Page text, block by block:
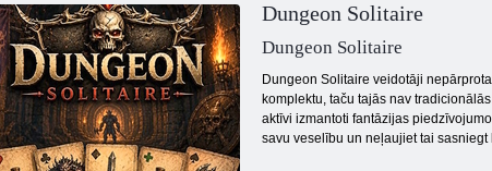
UNO ar draugiem
Bezgalīgi
burbuļi
Dungeon Solitaire
Dungeon Solitaire
Dungeon Solitaire veidotāji
komplektu, taču tajās nav
aktīvi izmantoti fantāzijas
savu veselību un neļaujiet tai